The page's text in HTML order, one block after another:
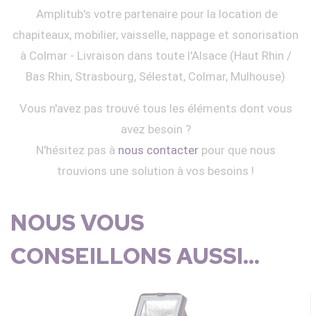
Amplitub's votre partenaire pour la location de
chapiteaux, mobilier, vaisselle, nappage et sonorisation
à Colmar - Livraison dans toute l'Alsace (Haut Rhin /
Bas Rhin, Strasbourg, Sélestat, Colmar, Mulhouse)
Vous n'avez pas trouvé tous les éléments dont vous
avez besoin ?
N'hésitez pas à nous contacterpour que nous
trouvions une solution à vos besoins !
NOUS VOUS
CONSEILLONS AUSSI...